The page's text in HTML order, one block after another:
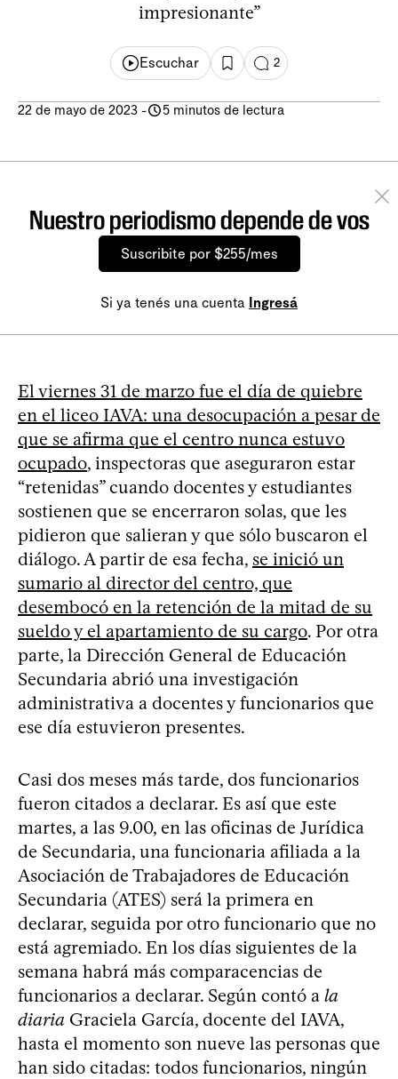
impresionante”
Escuchar 2
22 de mayo de 2023 - 5 minutos de lectura
Nuestro periodismo depende de vos
Suscribite por $255/mes
Si ya tenés una cuenta Ingresá
El viernes 31 de marzo fue el día de quiebre
en el liceo IAVA: una desocupación a pesar de
que se afirma que el centro nunca estuvo
ocupado, inspectoras que aseguraron estar
“retenidas” cuando docentes y estudiantes
sostienen que se encerraron solas, que les
pidieron que salieran y que sólo buscaron el
diálogo. A partir de esa fecha, se inició un
sumario al director del centro, que
desembocó en la retención de la mitad de su
sueldo y el apartamiento de su cargo. Por otra
parte, la Dirección General de Educación
Secundaria abrió una investigación
administrativa a docentes y funcionarios que
ese día estuvieron presentes.
Casi dos meses más tarde, dos funcionarios
fueron citados a declarar. Es así que este
martes, a las 9.00, en las oficinas de Jurídica
de Secundaria, una funcionaria afiliada a la
Asociación de Trabajadores de Educación
Secundaria (ATES) será la primera en
declarar, seguida por otro funcionario que no
está agremiado. En los días siguientes de la
semana habrá más comparacencias de
funcionarios a declarar. Según contó a la
diaria Graciela García, docente del IAVA,
hasta el momento son nueve las personas que
han sido citadas: todos funcionarios, ningún